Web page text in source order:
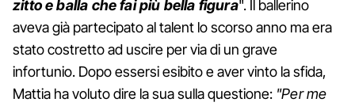
zitto e balla che fai più bella figura". Il ballerino
aveva già partecipato al talent lo scorso anno ma era
stato costretto ad uscire per via di un grave
infortunio. Dopo essersi esibito e aver vinto la sfida,
Mattia ha voluto dire la sua sulla questione: "Per me